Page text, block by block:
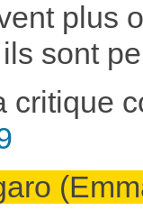
plus
sont
critique